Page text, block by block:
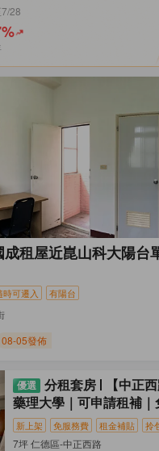
28
成租屋近崑山科大陽台
時可遷入 有陽台
08-05發佈
分租套房
【中正
藥理大學｜可申請租補｜
新上架 免服務費 租金補貼 拎
7坪 仁德區-中正西路